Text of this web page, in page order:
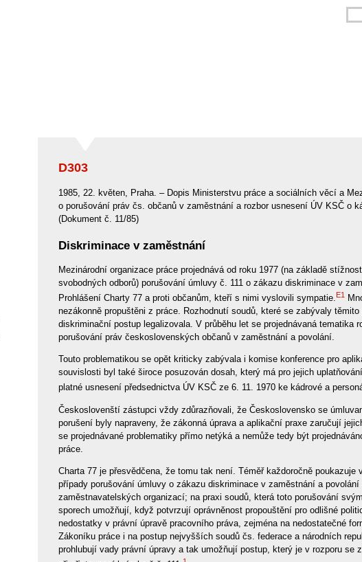
D303
1985, 22. květen, Praha. – Dopis Ministerstvu práce a sociálních věcí a
o porušování práv čs. občanů v zaměstnání a rozbor usnesení ÚV KSČ o
(Dokument č. 11/85)
Diskriminace v zaměstnání
Mezinárodní organizace práce projednává od roku 1977 (na základě
svobodných odborů) porušování úmluvy č. 111 o zákazu diskriminace v
Prohlášení Charty 77 a proti občanům, kteří s nimi vyslovili sympatie.E1
nezákonně propuštěni z práce. Rozhodnutí soudů, které se zabývaly
diskriminační postup legalizovala. V průběhu let se projednávaná tematika
porušování práv československých občanů v zaměstnání a povolání.
Touto problematikou se opět kriticky zabývala i komise konference pro
souvislosti byl také široce posuzován dosah, který má pro jejich
platné usnesení předsednictva ÚV KSČ ze 6. 11. 1970 ke kádrové a
Českoslovenští zástupci vždy zdůrazňovali, že Československo se
porušení byly napraveny, že zákonná úprava a aplikační praxe zaručují
se projednávané problematiky přímo netýká a nemůže tedy být
práce.
Charta 77 je přesvědčena, že tomu tak není. Téměř každoročně
případy porušování úmluvy o zákazu diskriminace v zaměstnání a
zaměstnavatelských organizací; na praxi soudů, která toto porušování
sporech umožňují, když potvrzují oprávněnost propouštění pro odlišné
nedostatky v právní úpravě pracovního práva, zejména na nedostatečné
Zákoníku práce i na postup nejvyšších soudů čs. federace a národních
prohlubují vady právní úpravy a tak umožňují postup, který je v rozporu se